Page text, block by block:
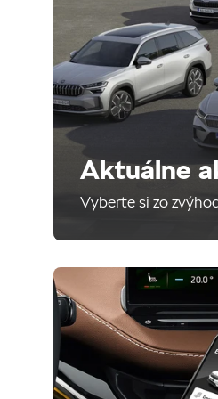
Aktuálne
Vyberte si zo